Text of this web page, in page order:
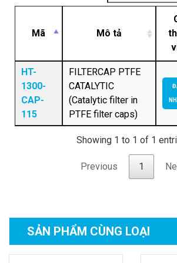
Mã Mô tả
HT-
1300-
CAP-
115
FILTERCAP PTFE
CATALYTIC
(Catalytic filter in
PTFE filter caps)
Showing 1 to 1 of 1
Previous 1
SẢN PHẨM CÙNG LOẠI